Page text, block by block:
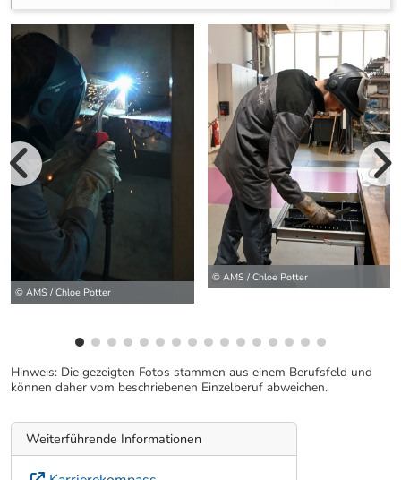
© AMS / Chloe Potter
© AMS / Chloe Potter
Hinweis: Die gezeigten Fotos stammen aus einem Berufsfeld und
können daher vom beschriebenen Einzelberuf abweichen.
Weiterführende Informationen